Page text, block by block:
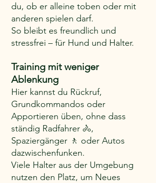
du, ob er alleine toben oder mit
anderen spielen darf.
So bleibt es freundlich und
stressfrei – für Hund und Halter.
Training mit weniger
Ablenkung
Hier kannst du Rückruf,
Grundkommandos oder
Apportieren üben, ohne dass
ständig Radfahrer 🚴,
Spaziergänger 🚶 oder Autos
dazwischenfunken.
Viele Halter aus der Umgebung
nutzen den Platz, um Neues